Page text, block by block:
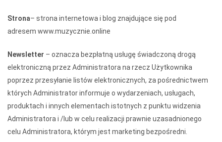
Strona– strona internetowa i blog znajdujące się pod
adresem www.muzycznie.online
Newsletter – oznacza bezpłatną usługę świadczoną drogą
elektroniczną przez Administratora na rzecz Użytkownika
poprzez przesyłanie listów elektronicznych, za pośrednictwem
których Administrator informuje o wydarzeniach, usługach,
produktach i innych elementach istotnych z punktu widzenia
Administratora i /lub w celu realizacji prawnie uzasadnionego
celu Administratora, którym jest marketing bezpośredni.